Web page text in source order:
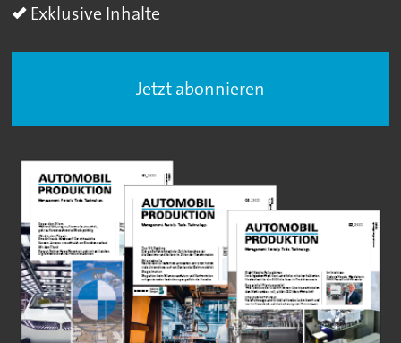
Exklusive Inhalte
Jetzt abonnieren